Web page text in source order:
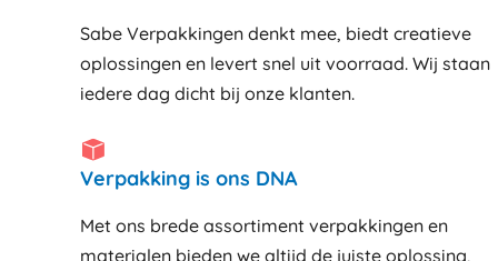
Sabe Verpakkingen denkt mee, biedt creatieve
oplossingen en levert snel uit voorraad. Wij staan
iedere dag dicht bij onze klanten
Verpakking is ons DNA
Met ons brede assortiment verpakkingen en
materialen bieden we altijd de juiste oplossing,